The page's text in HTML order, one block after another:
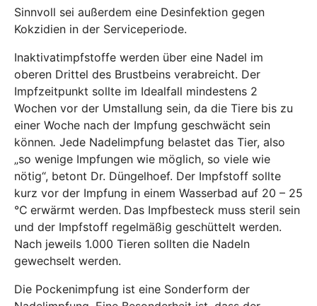
Sinnvoll sei außerdem eine Desinfektion gegen
Kokzidien in der Serviceperiode.
Inaktivatimpfstoffe werden über eine Nadel im
oberen Drittel des Brustbeins verabreicht. Der
Impfzeitpunkt sollte im Idealfall mindestens 2
Wochen vor der Umstallung sein, da die Tiere bis zu
einer Woche nach der Impfung geschwächt sein
können. Jede Nadelimpfung belastet das Tier, also
„so wenige Impfungen wie möglich, so viele wie
nötig“, betont Dr. Düngelhoef. Der Impfstoff sollte
kurz vor der Impfung in einem Wasserbad auf 20 – 25
°C erwärmt werden. Das Impfbesteck muss steril sein
und der Impfstoff regelmäßig geschüttelt werden.
Nach jeweils 1.000 Tieren sollten die Nadeln
gewechselt werden.
Die Pockenimpfung ist eine Sonderform der